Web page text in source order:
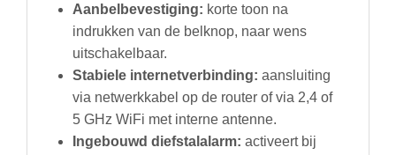
Aanbelbevestiging: korte toon na
indrukken van de belknop, naar wens
uitschakelbaar.
Stabiele internetverbinding: aansluiting
via netwerkkabel op de router of via 2,4 of
5 GHz WiFi met interne antenne.
Ingebouwd diefstalalarm: activeert bij